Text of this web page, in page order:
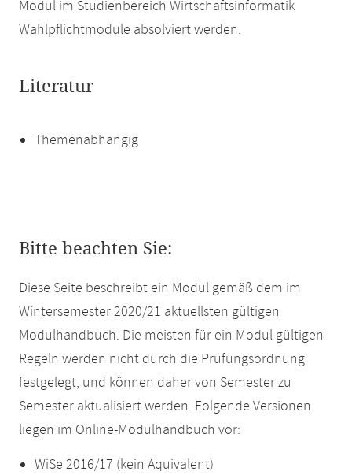
Modul im Studienbereich Wirtschaftsinformatik
Wahlpflichtmodule absolviert werden.
Literatur
Themenabhängig
Bitte beachten Sie:
Diese Seite beschreibt ein Modul gemäß dem im
Wintersemester 2020/21 aktuellsten gültigen
Modulhandbuch. Die meisten für ein Modul gültigen
Regeln werden nicht durch die Prüfungsordnung
festgelegt, und können daher von Semester zu
Semester aktualisiert werden. Folgende Versionen
liegen im Online-Modulhandbuch vor:
WiSe 2016/17 (kein Äquivalent)